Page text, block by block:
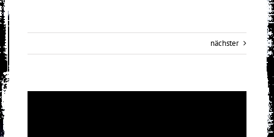
nächster